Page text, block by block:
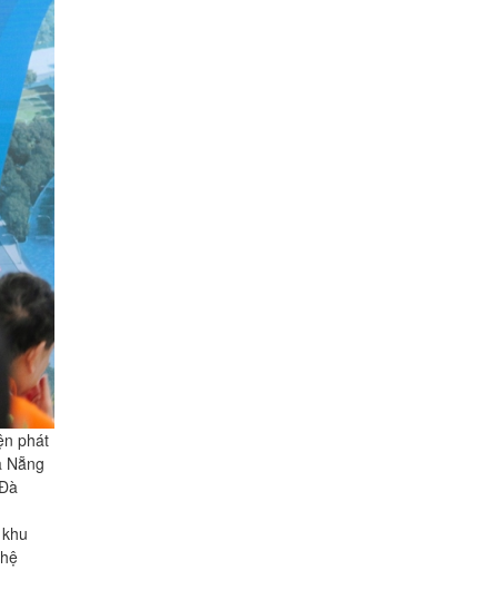
phát
Nẵng